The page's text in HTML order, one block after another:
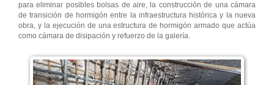
para eliminar posibles bolsas de aire, la construcción de una cámara
de transición de hormigón entre la infraestructura histórica y la nueva
obra, y la ejecución de una estructura de hormigón armado que actúa
como cámara de disipación y refuerzo de la galería.